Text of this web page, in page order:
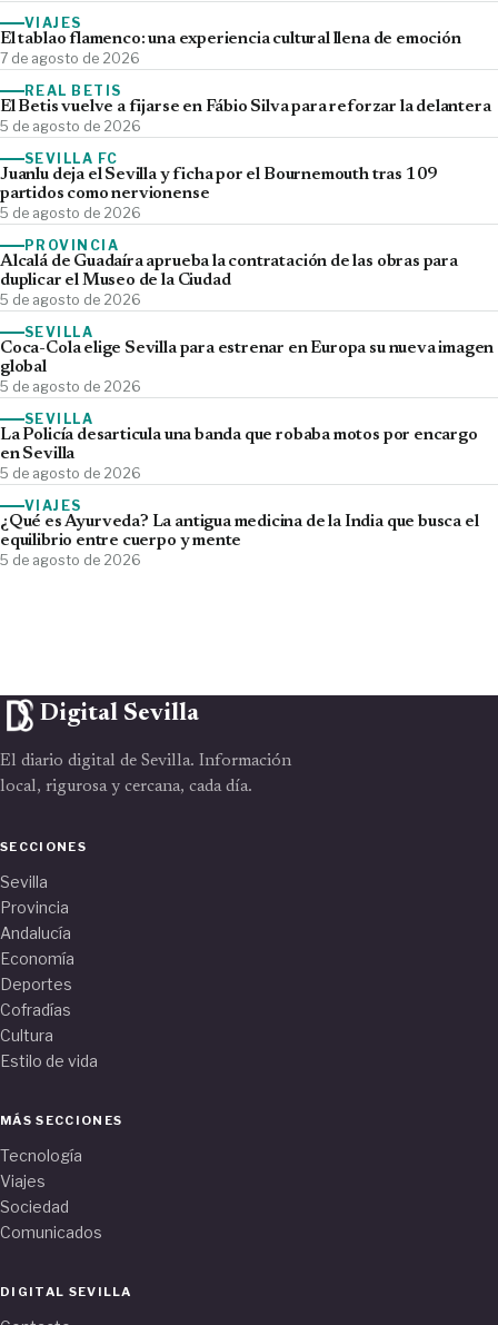
VIAJES
El tablao flamenco: una experiencia cultural llena de emoción
7 de agosto de 2026
REAL BETIS
El Betis vuelve a fijarse en Fábio Silva para reforzar la delantera
5 de agosto de 2026
SEVILLA FC
Juanlu deja el Sevilla y ficha por el Bournemouth tras 109
partidos como nervionense
5 de agosto de 2026
PROVINCIA
Alcalá de Guadaíra aprueba la contratación de las obras para
duplicar el Museo de la Ciudad
5 de agosto de 2026
SEVILLA
Coca-Cola elige Sevilla para estrenar en Europa su nueva imagen
global
5 de agosto de 2026
SEVILLA
La Policía desarticula una banda que robaba motos por encargo
en Sevilla
5 de agosto de 2026
VIAJES
¿Qué es Ayurveda? La antigua medicina de la India que busca el
equilibrio entre cuerpo y mente
5 de agosto de 2026
Digital Sevilla
El diario digital de Sevilla. Información
local, rigurosa y cercana, cada día.
SECCIONES
Sevilla
Provincia
Andalucía
Economía
Deportes
Cofradías
Cultura
Estilo de vida
MÁS SECCIONES
Tecnología
Viajes
Sociedad
Comunicados
DIGITAL SEVILLA